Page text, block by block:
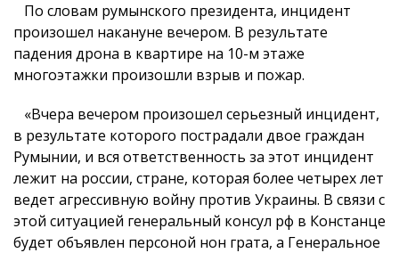
По словам румынского президента, инцидент
произошел накануне вечером. В результате
падения дрона в квартире на 10-м этаже
многоэтажки произошли взрыв и пожар.
«Вчера вечером произошел серьезный инцидент,
в результате которого пострадали двое граждан
Румынии, и вся ответственность за этот инцидент
лежит на россии, стране, которая более четырех лет
ведет агрессивную войну против Украины. В связи с
этой ситуацией генеральный консул рф в Констанце
будет объявлен персоной нон грата, а Генеральное